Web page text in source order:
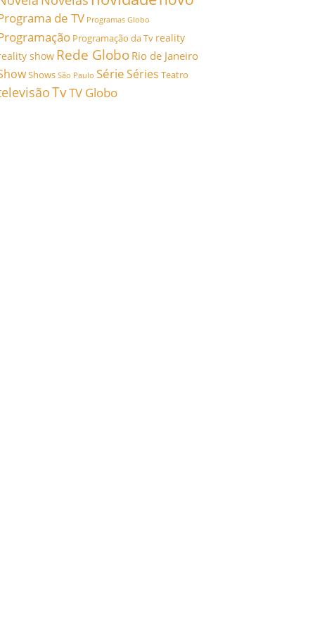
de TV Programas Globo
Programação da Tv reality
show Rede Globo Rio de Janeiro
Shows São Paulo SérieSéries Teatro
TvTV Globo